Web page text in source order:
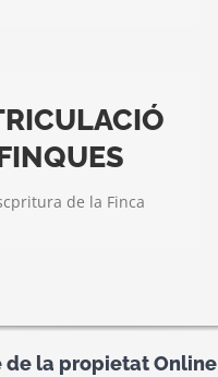
de la Finca
té Cadastre però
Escriptura
topogràfic
de la propietat Online